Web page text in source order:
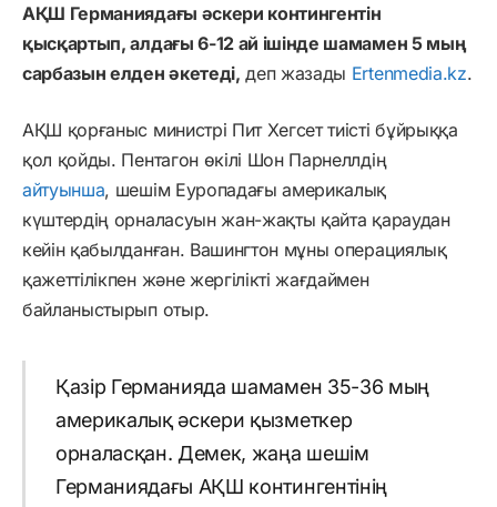
АҚШ Германиядағы әскери контингентін
қысқартып, алдағы 6-12 ай ішінде шамамен 5 мың
сарбазын елден әкетеді, деп жазады Ertenmedia.kz.
АҚШ қорғаныс министрі Пит Хегсет тиісті бұйрыққа
қол қойды. Пентагон өкілі Шон Парнеллдің
айтуынша, шешім Еуропадағы америкалық
күштердің орналасуын жан-жақты қайта қараудан
кейін қабылданған. Вашингтон мұны операциялық
қажеттілікпен және жергілікті жағдаймен
байланыстырып отыр.
Қазір Германияда шамамен 35-36 мың
америкалық әскери қызметкер
орналасқан. Демек, жаңа шешім
Германиядағы АҚШ контингентінің